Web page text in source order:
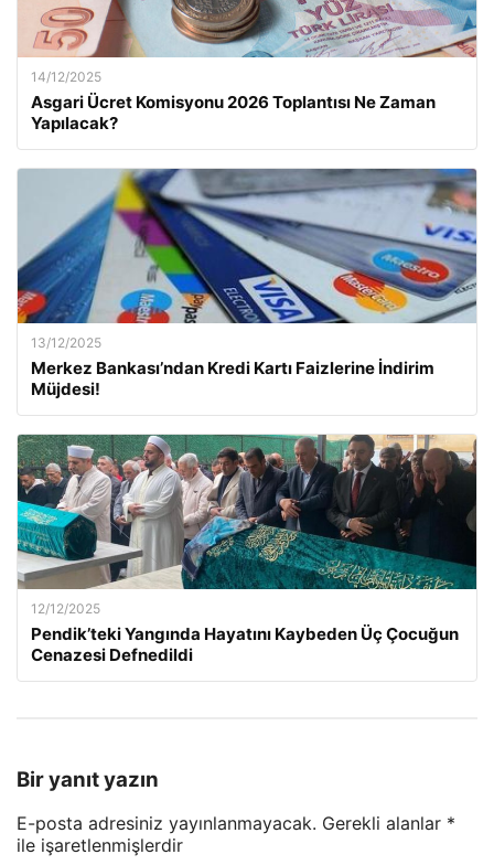
14/12/2025
Asgari Ücret Komisyonu 2026 Toplantısı Ne Zaman
Yapılacak?
13/12/2025
Merkez Bankası’ndan Kredi Kartı Faizlerine İndirim
Müjdesi!
12/12/2025
Pendik’teki Yangında Hayatını Kaybeden Üç Çocuğun
Cenazesi Defnedildi
Bir yanıt yazın
E-posta adresiniz yayınlanmayacak. Gerekli alanlar *
ile işaretlenmişlerdir